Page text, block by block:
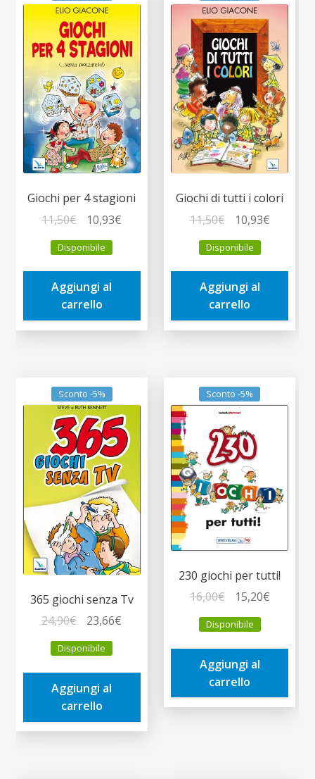
Giochi per 4 stagioni
11,50€
prezzo
originale
era:
11,50€.
10,93€
è:
Disponibile
Aggiungi al
carrello
Giochi di tutti i colori
11,50€
prezzo
originale
era:
11,50€.
10,93€Il
è:
Disponibile
Aggiungi al
carrello
Sconto -5%
365 giochi senza Tv
24,90€
prezzo
originale
era:
24,90€.
23,66€
è:
Disponibile
Aggiungi al
carrello
Sconto -5%
230 giochi per tutti!
16,00€
prezzo
originale
era:
16,00€.
15,20€Il
è:
Disponibile
Aggiungi al
carrello